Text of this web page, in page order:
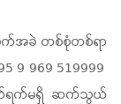
ခက်အခဲ တစ်စုံတစ်ရာ
9 969 519999
တ်ရက်မရှိ ဆက်သွယ်